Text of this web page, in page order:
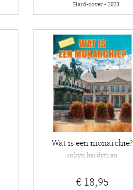
Hard-cover - 2023
Wat is een monarchie?
robyn hardyman
€ 18,95